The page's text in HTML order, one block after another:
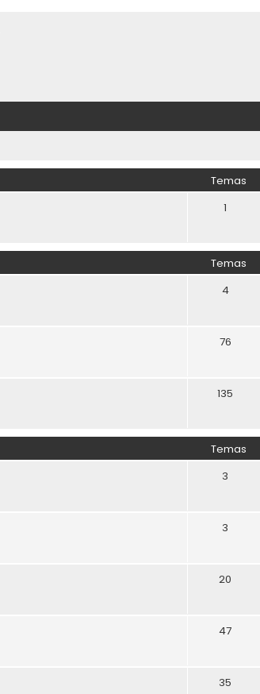
Temas
1
Temas
4
76
135
Temas
3
3
20
47
35